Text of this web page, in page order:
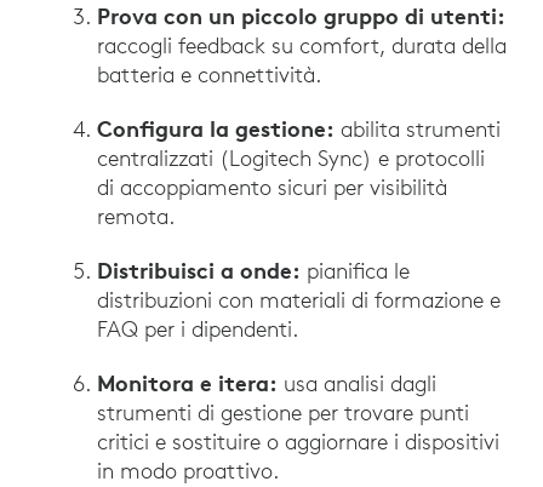
Prova con un piccolo gruppo di utenti:
raccogli feedback su comfort, durata della
batteria e connettività.
Configura la gestione: abilita strumenti
centralizzati (Logitech Sync) e protocolli
di accoppiamento sicuri per visibilità
remota.
Distribuisci a onde: pianifica le
distribuzioni con materiali di formazione e
FAQ per i dipendenti.
Monitora e itera: usa analisi dagli
strumenti di gestione per trovare punti
critici e sostituire o aggiornare i dispositivi
in modo proattivo.